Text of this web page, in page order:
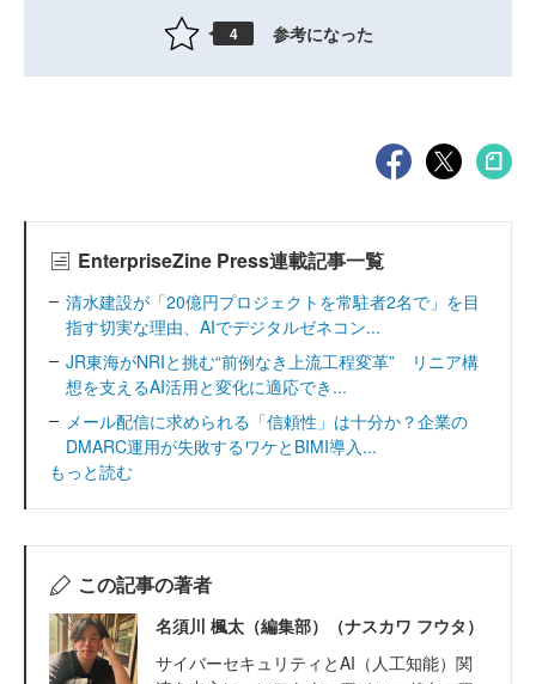
4 参考になった
EnterpriseZine Press連載記事一覧
清水建設が「20億円プロジェクトを常駐者2名で」を目
指す切実な理由、AIでデジタルゼネコン...
JR東海がNRIと挑む“前例なき上流工程変革” リニア構
想を支えるAI活用と変化に適応でき...
メール配信に求められる「信頼性」は十分か？企業の
DMARC運用が失敗するワケとBIMI導入...
もっと読む
この記事の著者
名須川 楓太（編集部）（ナスカワ フウタ）
サイバーセキュリティとAI（人工知能）関